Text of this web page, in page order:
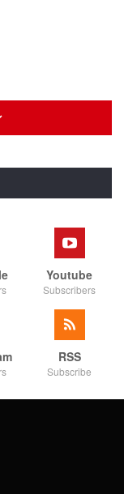
Youtube
Subscribers
RSS
Subscribe